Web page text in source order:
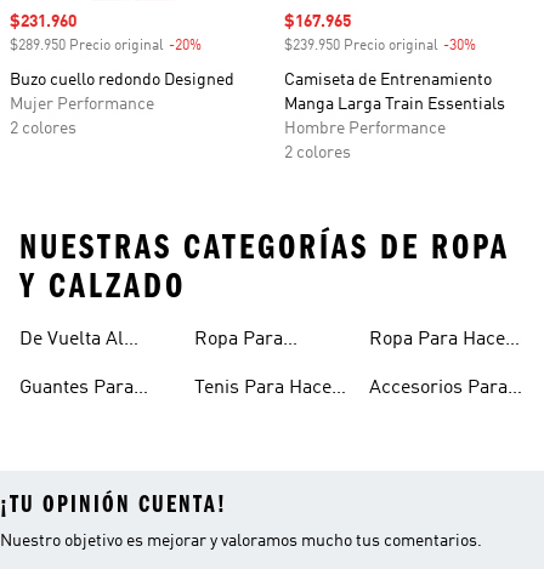
Precio de venta
$231.960
$289.950 Precio original -20%
Buzo cuello redondo Designed
Mujer Performance
2 colores
Precio de venta
$167.965
$239.950 Precio original -30%
Camiseta de Entrenamiento
Manga Larga Train Essentials
Hombre Performance
2 colores
NUESTRAS CATEGORÍAS DE ROPA
Y CALZADO
De Vuelta Al
Guantes Para
Ropa Para
Entrenamiento
Tenis Para Hacer
Entrenar
Ropa Para Hacer
Accesorios Para
¡TU OPINIÓN CUENTA!
Nuestro objetivo es mejorar y valoramos mucho tus comentarios.